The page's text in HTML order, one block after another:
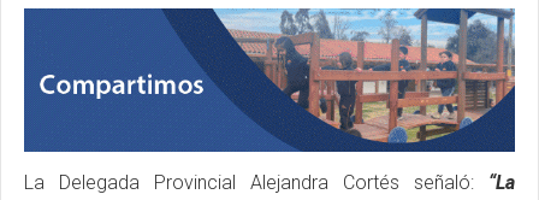
La Delegada Provincial Alejandra Cortés señaló: “La